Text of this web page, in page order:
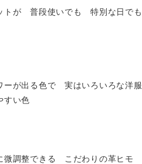
トが 普段使いでも 特別な日でも
が出る色で 実はいろいろな洋服
すい色
調整できる こだわりの革ヒモ